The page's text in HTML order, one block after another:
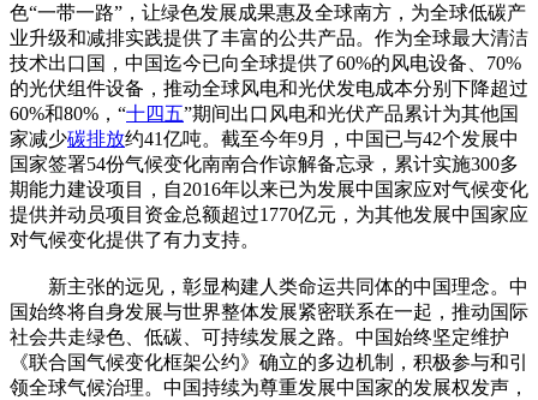
色“一带一路”，让绿色发展成果惠及全球南方，为全球低碳产
业升级和减排实践提供了丰富的公共产品。作为全球最大清洁
技术出口国，中国迄今已向全球提供了60%的风电设备、70%
的光伏组件设备，推动全球风电和光伏发电成本分别下降超过
60%和80%，“十四五”期间出口风电和光伏产品累计为其他国
家减少碳排放约41亿吨。截至今年9月，中国已与42个发展中
国家签署54份气候变化南南合作谅解备忘录，累计实施300多
期能力建设项目，自2016年以来已为发展中国家应对气候变化
提供并动员项目资金总额超过1770亿元，为其他发展中国家应
对气候变化提供了有力支持。
新主张的远见，彰显构建人类命运共同体的中国理念。中
国始终将自身发展与世界整体发展紧密联系在一起，推动国际
社会共走绿色、低碳、可持续发展之路。中国始终坚定维护
《联合国气候变化框架公约》确立的多边机制，积极参与和引
领全球气候治理。中国持续为尊重发展中国家的发展权发声，